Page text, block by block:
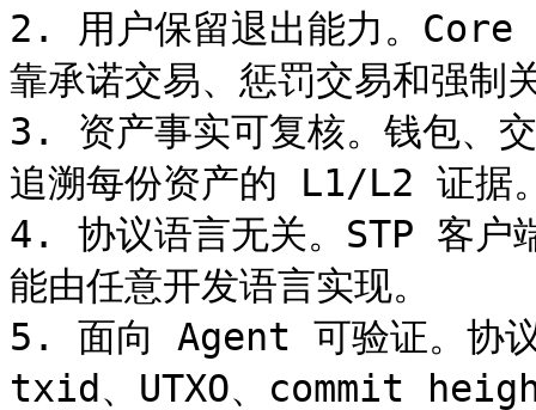
2. 用户保留退出能力。Core
靠承诺交易、惩罚交易和强制
3. 资产事实可复核。钱包、
追溯每份资产的 L1/L2 证据
4. 协议语言无关。STP 客户
能由任意开发语言实现。
5. 面向 Agent 可验证。协议
txid、UTXO、commit